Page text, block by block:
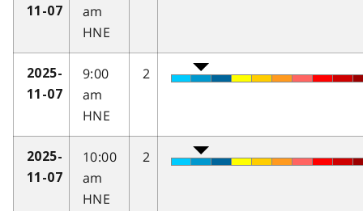
11-07
am
HNE
2025-
11-07
9:00
am
HNE
2
2025-
11-07
10:00
am
HNE
2